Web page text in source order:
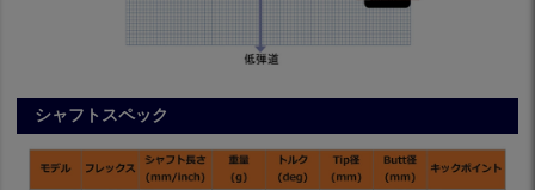
シャフトスペック